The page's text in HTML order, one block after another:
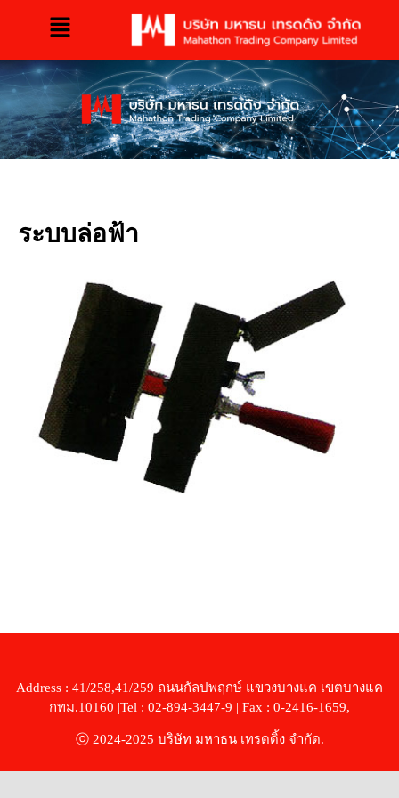
ระบบล่อฟ้า
Address : 41/258,41/259 ถนนกัลปพฤกษ์ แขวงบางแค เขตบางแค
กทม.10160 |Tel : 02-894-3447-9 | Fax : 0-2416-1659,
ⓒ 2024-2025 บริษัท มหาธน เทรดดิ้ง จำกัด.